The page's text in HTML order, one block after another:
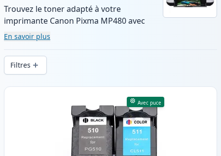
Trouvez le toner adapté à votre
imprimante Canon Pixma MP480 avec
notre gamme de cartouches compatibles
et haute capacité. Profitez d’une qualité
d’impression constante et d’une livraison
rapide depuis un stock local en .
En savoir plus
Filtres
Produits
Avec puce